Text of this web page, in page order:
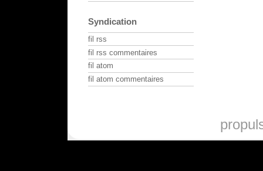
Syndication
fil rss
fil rss commentaires
fil atom
fil atom commentaires